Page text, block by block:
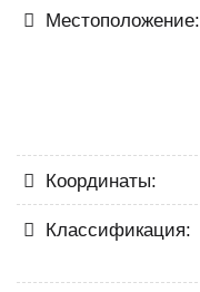
Местоположение:
Координаты:
Классификация: